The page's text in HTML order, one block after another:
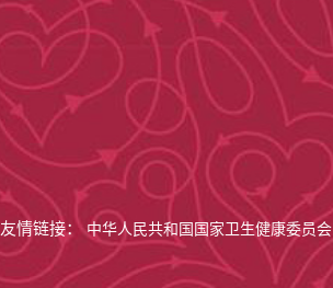
友情链接：中华人民共和国国家卫生健康委员会